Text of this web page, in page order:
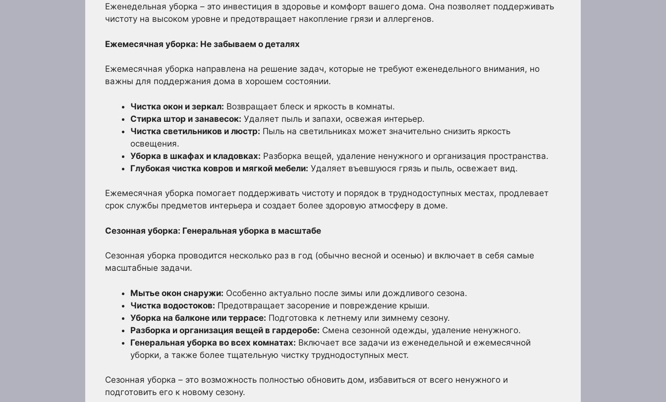
Еженедельная уборка – это инвестиция в здоровье и комфорт вашего дома. Она позволяет поддерживать
чистоту на высоком уровне и предотвращает накопление грязи и аллергенов.
Ежемесячная уборка: Не забываем о деталях
Ежемесячная уборка направлена на решение задач, которые не требуют еженедельного внимания, но
важны для поддержания дома в хорошем состоянии.
Чистка окон и зеркал: Возвращает блеск и яркость в комнаты.
Стирка штор и занавесок: Удаляет пыль и запахи, освежая интерьер.
Чистка светильников и люстр: Пыль на светильниках может значительно снизить яркость
освещения.
Уборка в шкафах и кладовках: Разборка вещей, удаление ненужного и организация пространства.
Глубокая чистка ковров и мягкой мебели: Удаляет въевшуюся грязь и пыль, освежает вид.
Ежемесячная уборка помогает поддерживать чистоту и порядок в труднодоступных местах, продлевает
срок службы предметов интерьера и создает более здоровую атмосферу в доме.
Сезонная уборка: Генеральная уборка в масштабе
Сезонная уборка проводится несколько раз в год (обычно весной и осенью) и включает в себя самые
масштабные задачи.
Мытье окон снаружи: Особенно актуально после зимы или дождливого сезона.
Чистка водостоков: Предотвращает засорение и повреждение крыши.
Уборка на балконе или террасе: Подготовка к летнему или зимнему сезону.
Разборка и организация вещей в гардеробе: Смена сезонной одежды, удаление ненужного.
Генеральная уборка во всех комнатах: Включает все задачи из еженедельной и ежемесячной
уборки, а также более тщательную чистку труднодоступных мест.
Сезонная уборка – это возможность полностью обновить дом, избавиться от всего ненужного и
подготовить его к новому сезону.